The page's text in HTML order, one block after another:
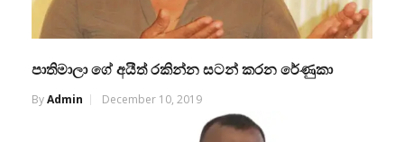
පාතිමාලා ගේ අයීත් රකින්න සටන් කරන රේණුකා
ByAdmin December 10, 2019